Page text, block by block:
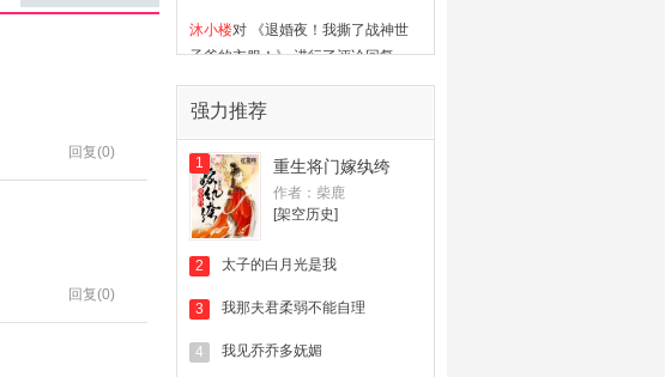
回复(0)
回复(0)
子爷的衣服！》 进行了评论回复
战神世子爷的衣服！》 进行了收藏
夜！我撕了战神世子爷的衣服！》
进行了收藏
子爷的衣服！》 进行了评论回复
沐小楼对 《退婚夜！我撕了战神世
子爷的衣服！》 投红票3票
强力推荐
1 重生将门嫁纨绔
作者：柴鹿
[架空历史]
2 太子的白月光是我
3 我那夫君柔弱不能自理
4 我见乔乔多妩媚